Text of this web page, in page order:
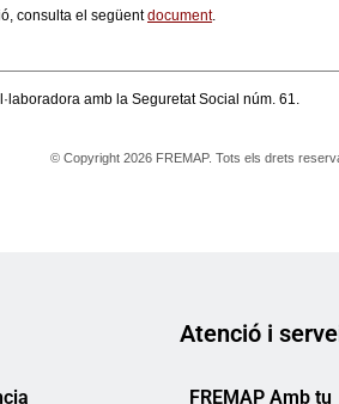
Atenció i
FREMAP Amb tu